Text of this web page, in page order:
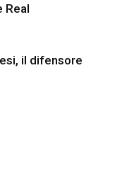
Real
il difensore